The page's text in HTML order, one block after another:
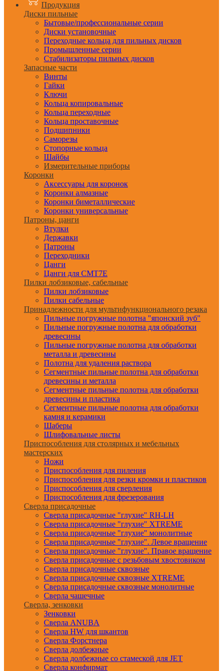
Продукция
Диски пильные
Бытовые/профессиональные серии
Диски установочные
Переходные кольца для пильных дисков
Промышленные серии
Стабилизаторы пильных дисков
Запасные части
Винты
Гайки
Ключи
Кольца копировальные
Кольца переходные
Кольца проставочные
Подшипники
Саморезы
Стопорные кольца
Шайбы
Измерительные приборы
Коронки
Аксессуары для коронок
Коронки алмазные
Коронки биметаллические
Коронки универсальные
Патроны, цанги
Втулки
Державки
Патроны
Переходники
Цанги
Цанги для CMT7E
Пилки лобзиковые, сабельные
Пилки лобзиковые
Пилки сабельные
Принадлежности для мультифункционального резака
Пильные погружные полотна "японский зуб"
Пильные погружные полотна для обработки
древесины
Пильные погружные полотна для обработки
металла и древесины
Полотна для удаления раствора
Сегментные пильные полотна для обработки
древесины и металла
Сегментные пильные полотна для обработки
древесины и пластика
Сегментные пильные полотна для обработки
камня и керамики
Шаберы
Шлифовальные листы
Приспособления для столярных и мебельных
мастерских
Ножи
Приспособления для пиления
Приспособления для резки кромки и пластиков
Приспособления для сверления
Приспособления для фрезерования
Сверла присадочные
Сверла присадочные "глухие" RH-LH
Сверла присадочные "глухие" XTREME
Сверла присадочные "глухие" монолитные
Сверла присадочные "глухие". Левое вращение
Сверла присадочные "глухие". Правое вращение
Сверла присадочные с резьбовым хвостовиком
Сверла присадочные сквозные
Сверла присадочные сквозные XTREME
Сверла присадочные сквозные монолитные
Сверла чашечные
Сверла, зенковки
Зенковки
Сверла ANUBA
Сверла HW для шкантов
Сверла Форстнера
Сверла долбежные
Сверла долбежные со стамеской для JET
Сверла конфирмат